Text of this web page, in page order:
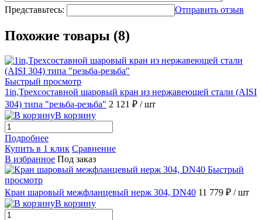
Представьтесь: Отправить отзыв
Похожие товары (8)
Быстрый просмотр
1in,Трехсоставной шаровый кран из нержавеющей стали (AISI
304) типа "резьба-резьба" 2 121 ₽ / шт
В корзину
Подробнее
Купить в 1 клик Сравнение
В избранное Под заказ
Быстрый
просмотр
Кран шаровый межфланцевый нерж 304, DN40 11 779 ₽ / шт
В корзину